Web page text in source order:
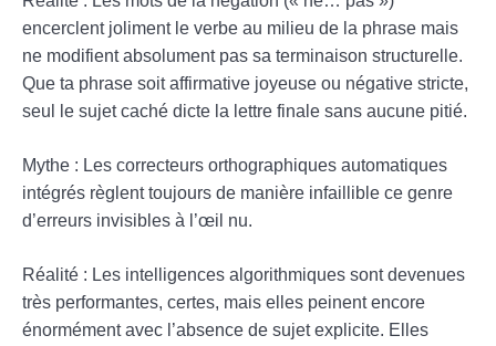
encerclent joliment le verbe au milieu de la phrase mais
ne modifient absolument pas sa terminaison structurelle.
Que ta phrase soit affirmative joyeuse ou négative stricte,
seul le sujet caché dicte la lettre finale sans aucune pitié.
Mythe : Les correcteurs orthographiques automatiques
intégrés règlent toujours de manière infaillible ce genre
d’erreurs invisibles à l’œil nu.
Réalité : Les intelligences algorithmiques sont devenues
très performantes, certes, mais elles peinent encore
énormément avec l’absence de sujet explicite. Elles